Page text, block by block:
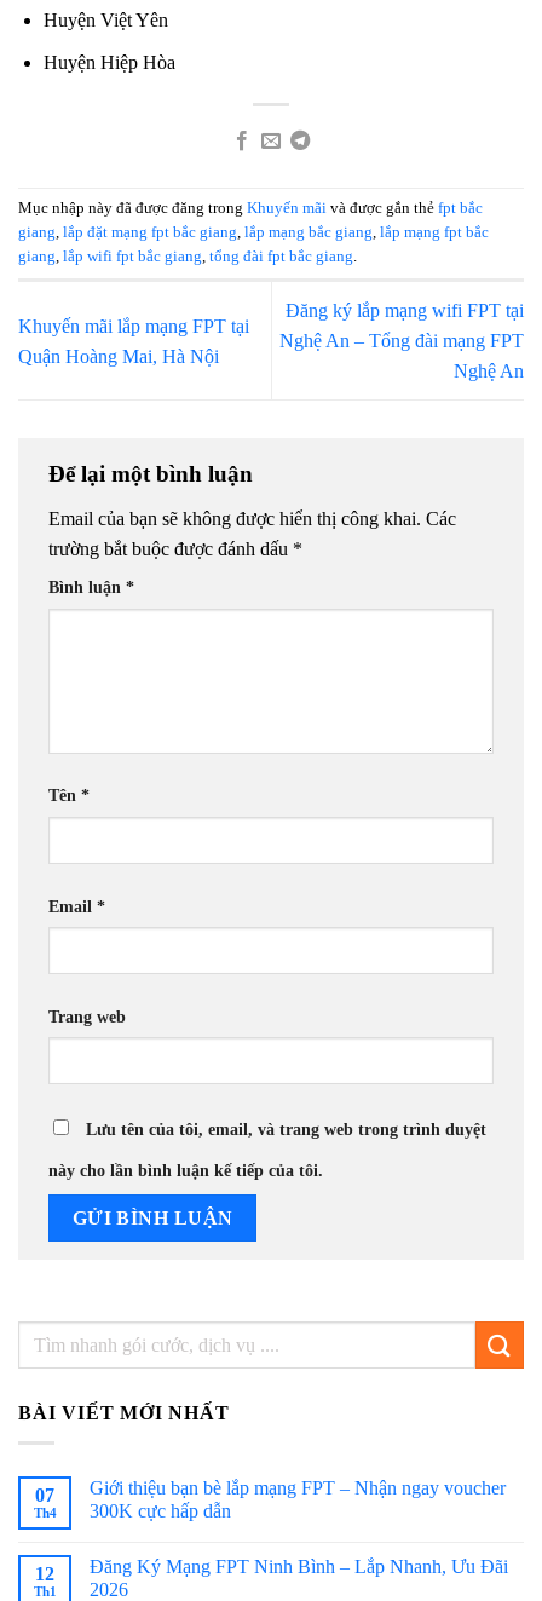
Huyện Việt Yên
Huyện Hiệp Hòa
Mục nhập này đã được đăng trong Khuyến mãi và được gắn thẻ fpt bắc
giang, lắp đặt mạng fpt bắc giang, lắp mạng bắc giang, lắp mạng fpt bắc
giang, lắp wifi fpt bắc giang, tổng đài fpt bắc giang.
Khuyến mãi lắp mạng FPT tại
Quận Hoàng Mai, Hà Nội
Đăng ký lắp mạng wifi FPT tại
Nghệ An – Tổng đài mạng FPT
Nghệ An
Để lại một bình luận
Email của bạn sẽ không được hiển thị công khai. Các
trường bắt buộc được đánh dấu *
Bình luận *
Tên *
Email *
Trang web
Lưu tên của tôi, email, và trang web trong trình duyệt
này cho lần bình luận kế tiếp của tôi.
BÀI VIẾT MỚI NHẤT
07
Th4
Giới thiệu bạn bè lắp mạng FPT – Nhận ngay voucher
300K cực hấp dẫn
12
Th1
Đăng Ký Mạng FPT Ninh Bình – Lắp Nhanh, Ưu Đãi
2026